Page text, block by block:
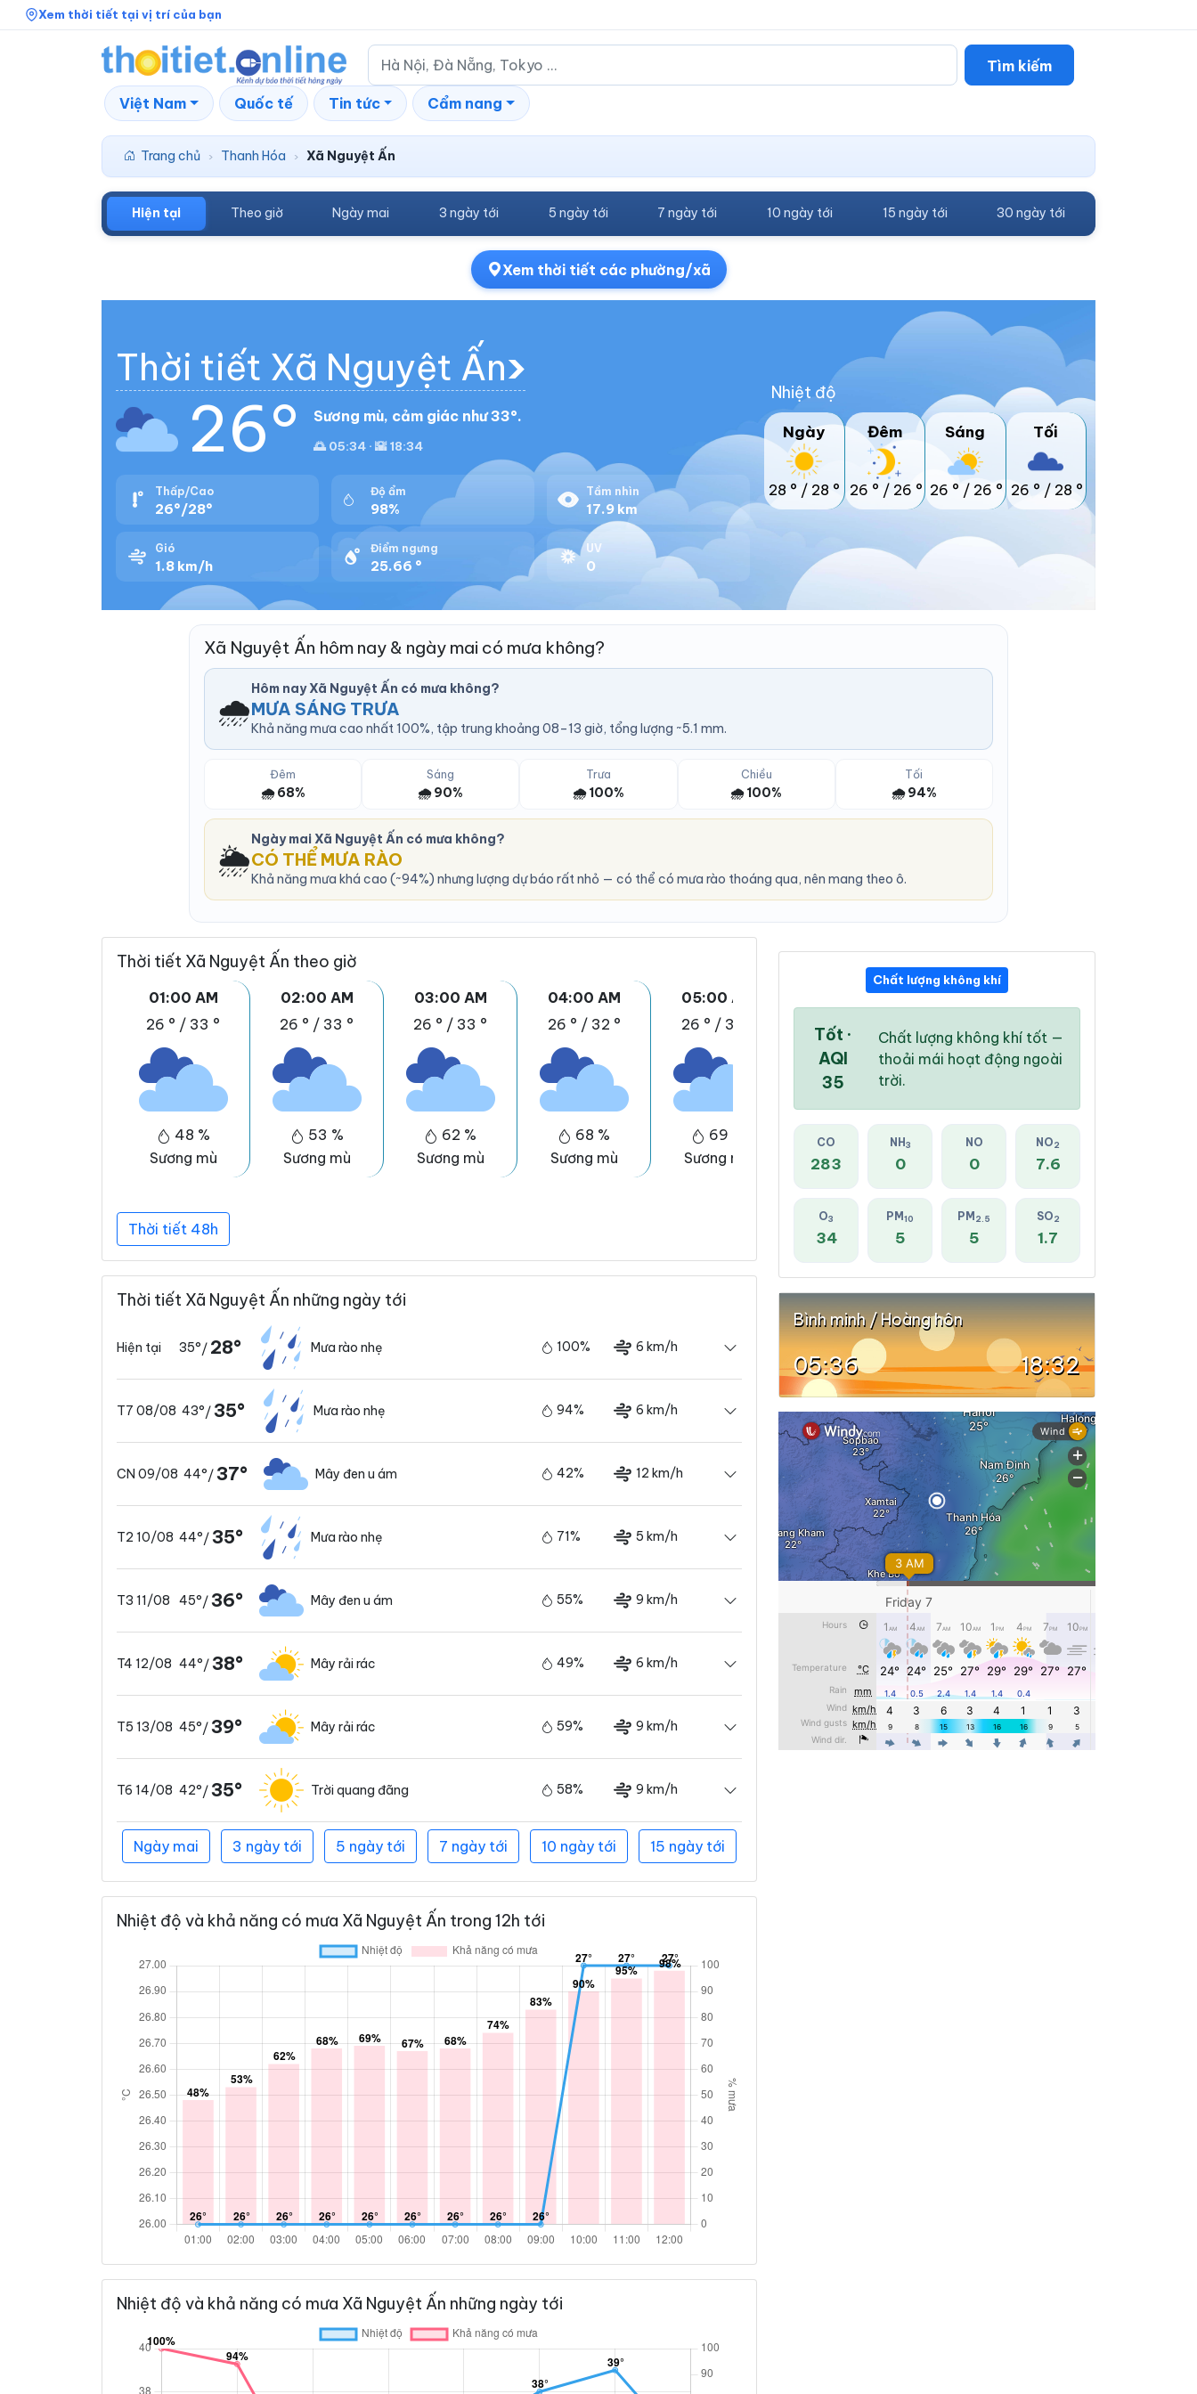
Xem thời tiết tại vị trí của bạn
Tìm kiếm
Việt Nam Quốc tế Tin tức Cẩm nang
Trang chủ › Thanh Hóa › Xã Nguyệt Ấn
Hiện tại Theo giờ Ngày mai 3 ngày tới 5 ngày tới 7 ngày tới 10 ngày tới 15 ngày tới 30 ngày tới
Xem thời tiết các phường/xã
Thời tiết Xã Nguyệt Ấn
26° Sương mù, cảm giác như 33°.
🌅 05:34 · 🌇 18:34
Thấp/Cao
26°/28°
Độ ẩm
98%
Tầm nhìn
17.9 km
Gió
1.8 km/h
Điểm ngưng
25.66 °
UV
0
Nhiệt độ
Ngày
28 ° / 28 °
Đêm
26 ° / 26 °
Sáng
26 ° / 26 °
Tối
26 ° / 28 °
Xã Nguyệt Ấn hôm nay & ngày mai có mưa không?
🌧️
Hôm nay Xã Nguyệt Ấn có mưa không?
MƯA SÁNG TRƯA
Khả năng mưa cao nhất 100%, tập trung khoảng 08–13 giờ, tổng lượng ~5.1 mm.
Đêm
🌧️ 68%
Sáng
🌧️ 90%
Trưa
🌧️ 100%
Chiều
🌧️ 100%
Tối
🌧️ 94%
🌦️
Ngày mai Xã Nguyệt Ấn có mưa không?
CÓ THỂ MƯA RÀO
Khả năng mưa khá cao (~94%) nhưng lượng dự báo rất nhỏ — có thể có mưa rào thoáng qua, nên mang theo ô.
Thời tiết Xã Nguyệt Ấn theo giờ
01:00 AM
26 ° / 33 °
48 %
Sương mù
02:00 AM
26 ° / 33 °
53 %
Sương mù
03:00 AM
26 ° / 33 °
62 %
Sương mù
04:00 AM
26 ° / 32 °
68 %
Sương mù
05:00 AM
26 ° / 32 °
69 %
Sương mù
06:00 AM
26 °
Mưa nhẹ
07:00 AM
68 %
Mưa nhẹ
Thời tiết 48h
Thời tiết Xã Nguyệt Ấn những ngày tới
Hiện tại 35°/ 28° Mưa rào nhẹ 100% 6 km/h
T7 08/08 43°/35° Mưa rào nhẹ 94% 6 km/h
CN 09/08 44°/37° Mây đen u ám 42% 12 km/h
T2 10/08 44°/35° Mưa rào nhẹ 71% 5 km/h
T3 11/08 45°/36° Mây đen u ám 55% 9 km/h
T4 12/08 44°/38° Mây rải rác 49% 6 km/h
T5 13/08 45°/39° Mây rải rác 59% 9 km/h
T6 14/08 42°/35° Trời quang đãng 58% 9 km/h
Ngày mai 3 ngày tới 5 ngày tới 7 ngày tới 10 ngày tới 15 ngày tới
Nhiệt độ và khả năng có mưa Xã Nguyệt Ấn trong 12h tới
Nhiệt độ và khả năng có mưa Xã Nguyệt Ấn những ngày tới
Chất lượng không khí
Tốt ·
AQI
35
Chất lượng không khí tốt —
thoải mái hoạt động ngoài
trời.
CO
283
NH 3
0
NO
0
NO2
7.6
O3
34
PM 10
5
PM 2.5
5
SO2
1.7
Bình minh / Hoàng hôn
05:36 18:32